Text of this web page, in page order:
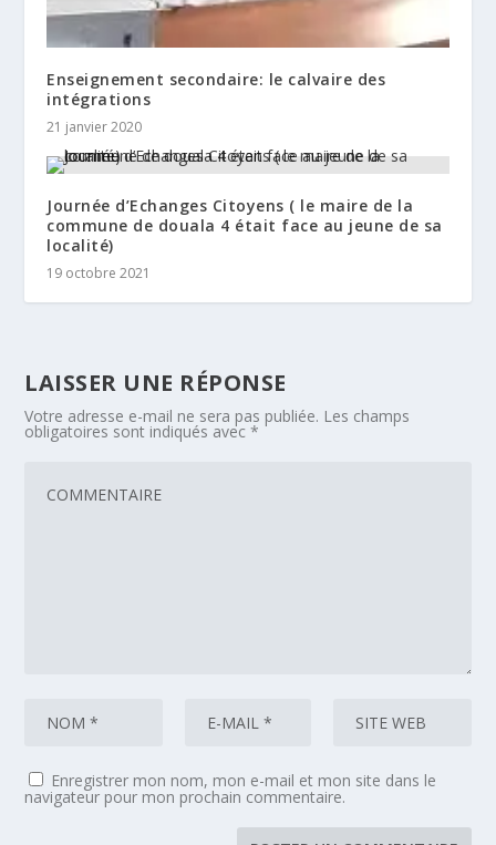
Enseignement secondaire: le calvaire des
intégrations
21 janvier 2020
Journée d’Echanges Citoyens ( le maire de la
commune de douala 4 était face au jeune de sa
localité)
19 octobre 2021
LAISSER UNE RÉPONSE
Votre adresse e-mail ne sera pas publiée. Les champs
obligatoires sont indiqués avec*
Enregistrer mon nom, mon e-mail et mon site dans le
navigateur pour mon prochain commentaire.